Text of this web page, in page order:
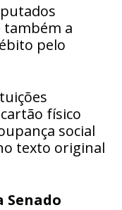
também a
pelo
físico
social
texto original
Senado